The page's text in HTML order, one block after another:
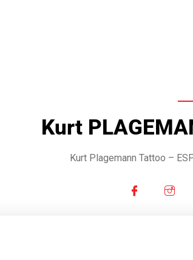
Kurt
Kurt Plagemann Tattoo –